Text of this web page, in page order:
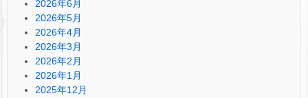
2026年6月
2026年5月
2026年4月
2026年3月
2026年2月
2026年1月
2025年12月